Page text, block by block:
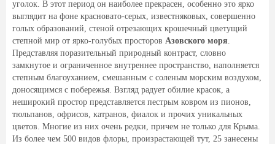
уголок. В этот период он наиболее прекрасен, особенно это ярко
выглядит на фоне красновато-серых, известняковых, совершенно
голых образований, стеной отрезающих крошечный цветущий
степной мир от ярко-голубых просторов Азовского моря.
Представляя поразительный природный контраст, словно
замкнутое и ограниченное внутреннее пространство, наполняется
степным благоуханием, смешанным с соленым морским воздухом,
доносящимся с побережья. Взгляд радует обилие красок, а
неширокий простор представляется пестрым ковром из пионов,
тюльпанов, офрисов, катранов, фиалок и прочих уникальных
цветов. Многие из них очень редки, причем не только для Крыма.
Из более чем 500 видов флоры, произрастающей тут, 25 занесены